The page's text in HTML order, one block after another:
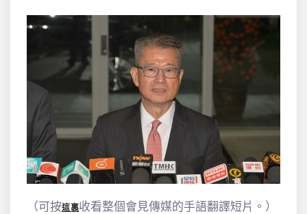
（可按這裏收看整個會見傳媒的手語翻譯短片。）